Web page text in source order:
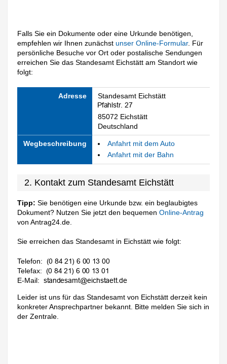
Falls Sie ein Dokumente oder eine Urkunde benötigen,
empfehlen wir Ihnen zunächstunser Online-Formular. Für
persönliche Besuche vor Ort oder postalische Sendungen
erreichen Sie das Standesamt Eichstätt am Standort wie
folgt:
Adresse Standesamt Eichstätt
85072 Eichstätt
Deutschland
Wegbeschreibung
Anfahrt mit dem Auto
Anfahrt mit der Bahn
2. Kontakt zum Standesamt Eichstätt
Tipp: Sie benötigen eine Urkunde bzw. ein beglaubigtes
Dokument? Nutzen Sie jetzt den bequemenOnline-Antrag
von Antrag24.de.
Sie erreichen das Standesamt in Eichstätt wie folgt:
Telefon:
Telefax:
E-Mail:
Leider ist uns für das Standesamt von Eichstätt derzeit kein
konkreter Ansprechpartner bekannt. Bitte melden Sie sich in
der Zentrale.